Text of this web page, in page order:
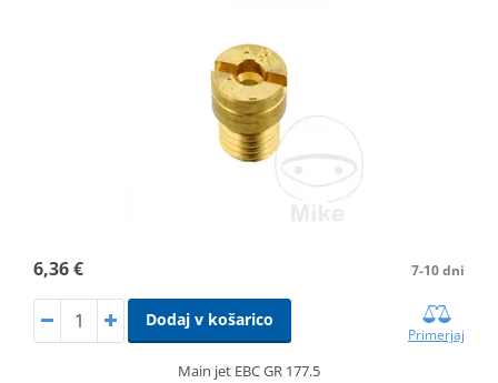
6,36 € 7-10 dni
Dodaj v košarico
Primerjaj
Main jet EBC GR 177.5